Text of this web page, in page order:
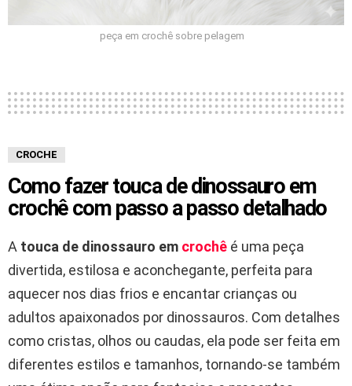
peça em crochê sobre pelagem
CROCHE
Como fazer touca de dinossauro em
crochê com passo a passo detalhado
A touca de dinossauro em crochê é uma peça
divertida, estilosa e aconchegante, perfeita para
aquecer nos dias frios e encantar crianças ou
adultos apaixonados por dinossauros. Com detalhes
como cristas, olhos ou caudas, ela pode ser feita em
diferentes estilos e tamanhos, tornando-se também